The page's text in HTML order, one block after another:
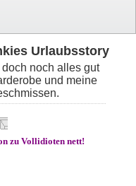
Urlaubsstory
noch alles gut
und meine
zu Vollidioten nett!